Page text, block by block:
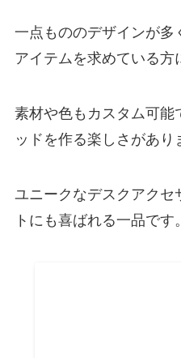
一点もののデザインが多
アイテムを求めている方
素材や色もカスタム可能
ッドを作る楽しさがあり
ユニークなデスクアクセ
トにも喜ばれる一品です。